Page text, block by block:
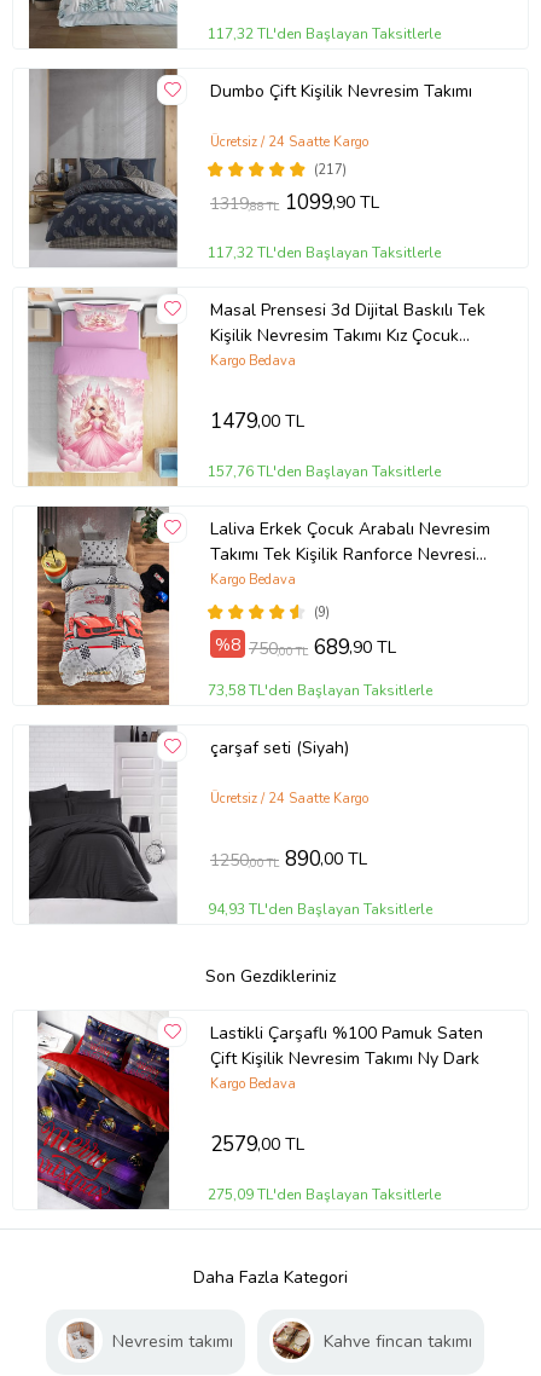
117,32 TL'den Başlayan Taksitlerle
Dumbo Çift Kişilik Nevresim Takımı
(217)
Ücretsiz / 24 Saatte Kargo
1319,88 TL 1099,90 TL
117,32 TL'den Başlayan Taksitlerle
Masal Prensesi 3d Dijital Baskılı Tek
Kişilik Nevresim Takımı Kız Çocuk
Genç Odası (Pudra Pembe)
Kargo Bedava
1479,00 TL
157,76 TL'den Başlayan Taksitlerle
Laliva Erkek Çocuk Arabalı Nevresim
Takımı Tek Kişilik Ranforce Nevresim
Takımı
(9)
Kargo Bedava
%8 750,00 TL 689,90 TL
73,58 TL'den Başlayan Taksitlerle
çarşaf seti (Siyah)
Ücretsiz / 24 Saatte Kargo
1250,00 TL 890,00 TL
94,93 TL'den Başlayan Taksitlerle
Son Gezdikleriniz
Lastikli Çarşaflı %100 Pamuk Saten
Çift Kişilik Nevresim Takımı Ny Dark
Kargo Bedava
2579,00 TL
275,09 TL'den Başlayan Taksitlerle
Daha Fazla Kategori
Nevresim takımı Kahve fincan takımı